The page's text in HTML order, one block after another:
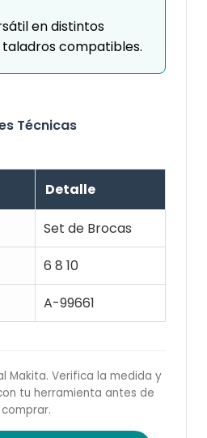
en distintos
compatibles.
Técnicas
Detalle
Set de Brocas
6 8 10
A-99661
Makita. Verifica la medida y
tu herramienta antes de
comprar.